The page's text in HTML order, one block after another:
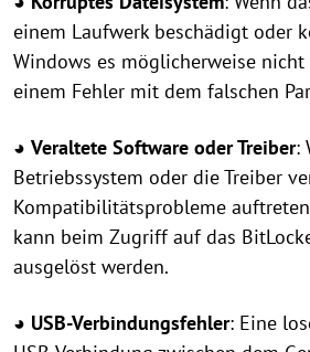
einem Laufwerk beschädigt oder
Windows es möglicherweise nicht
einem Fehler mit dem falschen
◕ Veraltete Software oder Treiber:
Betriebssystem oder die Treiber
Kompatibilitätsprobleme
kann beim Zugriff auf das
ausgelöst werden.
◕ USB-Verbindungsfehler: Eine